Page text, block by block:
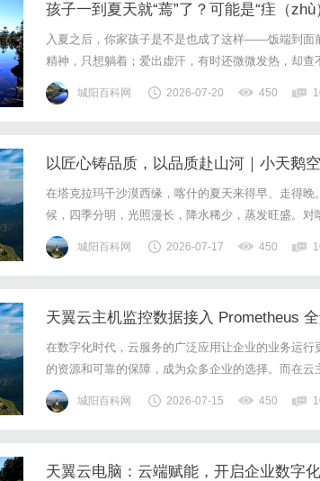
孩子一到夏天就“蔫”了？可能是“疰（zhù
入夏之后，你家孩子是不是也成了这样——饭端到面
精神，只想躺着；爱出虚汗，有时还微微发热，却
然，孩子很可能遇到了中医所说的“疰（zhù）夏
是夏季常见病，为夏季感受暑湿之邪，损伤脾胃之气
城阳百科网 2026-07-20 450
以匠心铸品质，以品质赴山河｜小天鹅
在塔克拉玛干沙漠西缘，喀什的夏天来得早、走得
候，四季分明，光照漫长，降水稀少，蒸发旺盛。
午后都在消耗着他们的专注力。一间装得上课桌、
期待。但当目光从讲台转向窗外，一个现实问题便
城阳百科网 2026-07-17 450
天翼云主机监控数据接入 Prometheus
在数字化时代，云服务的广泛应用让企业的业务运
的资源和可靠的保障，成为众多企业的选择。而在
要。Prometheus作为一款大的开源监控系统，能够
解决潜在问题。本文将深入探讨如何将天翼云主机监
城阳百科网 2026-07-15 450
天翼云电脑：云端赋能，开启企业数字